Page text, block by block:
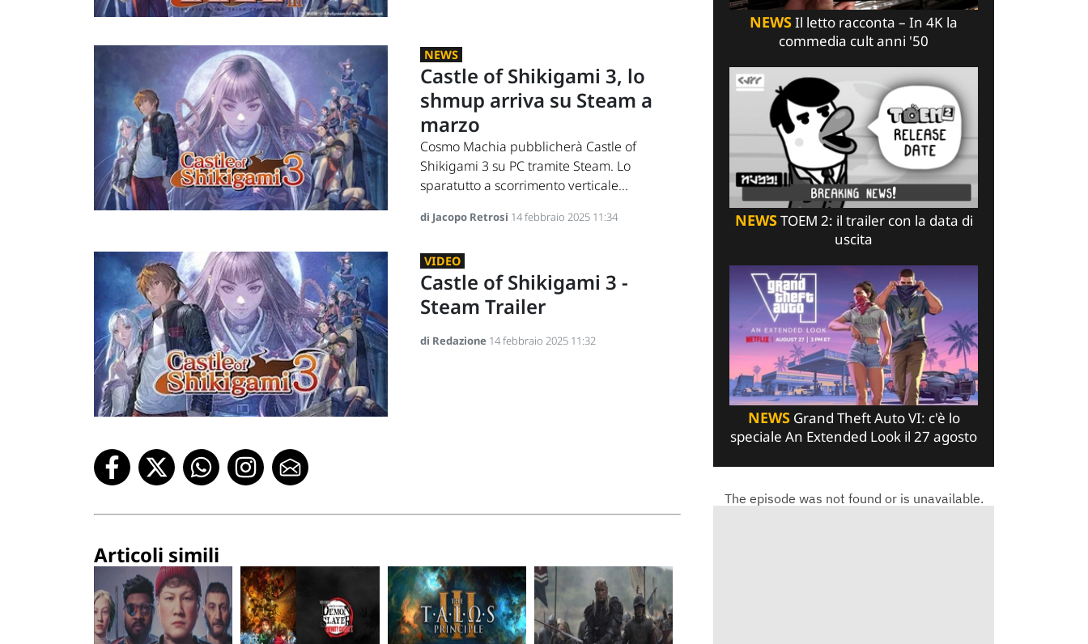
NEWS
Castle of Shikigami 3, lo
shmup arriva su Steam a
marzo
Cosmo Machia pubblicherà Castle of
Shikigami 3 su PC tramite Steam. Lo
sparatutto a scorrimento verticale...
di Jacopo Retrosi 14 febbraio 2025 11:34
VIDEO
Castle of Shikigami 3 -
Steam Trailer
di Redazione 14 febbraio 2025 11:32
Articoli simili
NEWSIl letto racconta – In 4K la
commedia cult anni '50
NEWSTOEM 2: il trailer con la data di
uscita
NEWSGrand Theft Auto VI: c'è lo
speciale An Extended Look il 27 agosto